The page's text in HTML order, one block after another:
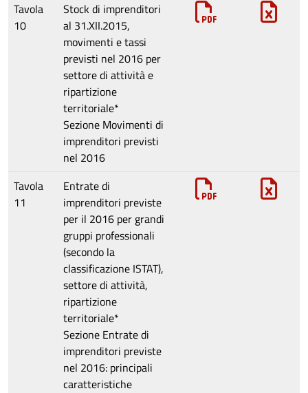
Tavola
10
Stock di imprenditori
al 31.XII.2015,
movimenti e tassi
previsti nel 2016 per
settore di attività e
ripartizione
territoriale*
Sezione Movimenti di
imprenditori previsti
nel 2016
Tavola
11
Entrate di
imprenditori previste
per il 2016 per grandi
gruppi professionali
(secondo la
classificazione ISTAT),
settore di attività,
ripartizione
territoriale*
Sezione Entrate di
imprenditori previste
nel 2016: principali
caratteristiche